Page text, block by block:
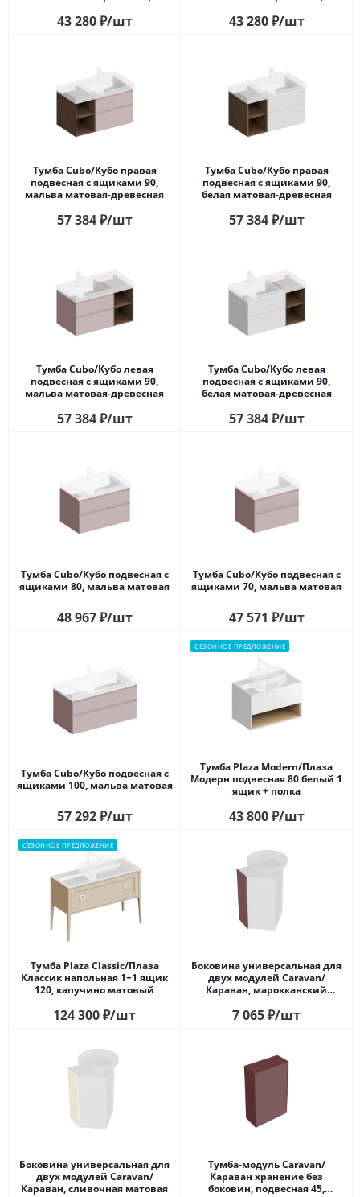
матовая+шалфей
43 280₽/шт
матовая+сахара
43 280₽/шт
Тумба Cubo/Кубо правая
подвесная с ящиками 90,
мальва матовая-древесная
57 384₽/шт
Тумба Cubo/Кубо правая
подвесная с ящиками 90,
белая матовая-древесная
57 384₽/шт
Тумба Cubo/Кубо левая
подвесная с ящиками 90,
мальва матовая-древесная
57 384₽/шт
Тумба Cubo/Кубо левая
подвесная с ящиками 90,
белая матовая-древесная
57 384₽/шт
Тумба Cubo/Кубо подвесная с
ящиками 80, мальва матовая
48 967₽/шт
Тумба Cubo/Кубо подвесная с
ящиками 70, мальва матовая
47 571 ₽/шт
Тумба Cubo/Кубо подвесная с
ящиками 100, мальва матовая
57 292₽/шт
СЕЗОННОЕ ПРЕДЛОЖЕНИЕ
Тумба Plaza Modern/Плаза
Модерн подвесная 80 белый 1
ящик + полка
43 800₽/шт
СЕЗОННОЕ ПРЕДЛОЖЕНИЕ
Тумба Plaza Classic/Плаза
Классик напольная 1+1 ящик
120, капучино матовый
124 300₽/шт
Боковина универсальная для
двух модулей Caravan/
Караван, марокканский
7 065₽/шт
Боковина универсальная для
двух модулей Caravan/
Караван, сливочная матовая
Тумба-модуль Caravan/
Караван хранение без
боковин, подвесная 45,